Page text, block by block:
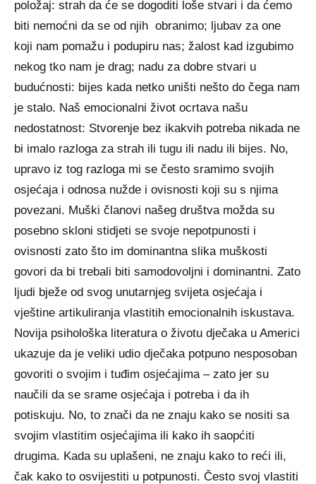
položaj: strah da će se dogoditi loše stvari i da ćemo
biti nemoćni da se od njih obranimo; ljubav za one
koji nam pomažu i podupiru nas; žalost kad izgubimo
nekog tko nam je drag; nadu za dobre stvari u
budućnosti: bijes kada netko uništi nešto do čega nam
je stalo. Naš emocionalni život ocrtava našu
nedostatnost: Stvorenje bez ikakvih potreba nikada ne
bi imalo razloga za strah ili tugu ili nadu ili bijes. No,
upravo iz tog razloga mi se često sramimo svojih
osjećaja i odnosa nužde i ovisnosti koji su s njima
povezani. Muški članovi našeg društva možda su
posebno skloni stidjeti se svoje nepotpunosti i
ovisnosti zato što im dominantna slika muškosti
govori da bi trebali biti samodovoljni i dominantni. Zato
ljudi bježe od svog unutarnjeg svijeta osjećaja i
vještine artikuliranja vlastitih emocionalnih iskustava.
Novija psihološka literatura o životu dječaka u Americi
ukazuje da je veliki udio dječaka potpuno nesposoban
govoriti o svojim i tuđim osjećajima – zato jer su
naučili da se srame osjećaja i potreba i da ih
potiskuju. No, to znači da ne znaju kako se nositi sa
svojim vlastitim osjećajima ili kako ih saopćiti
drugima. Kada su uplašeni, ne znaju kako to reći ili,
čak kako to osvijestiti u potpunosti. Često svoj vlastiti